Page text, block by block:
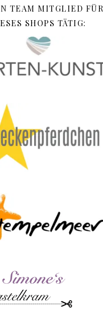
TEAM MITGLIED FÜR
SHOPS TÄTIG: